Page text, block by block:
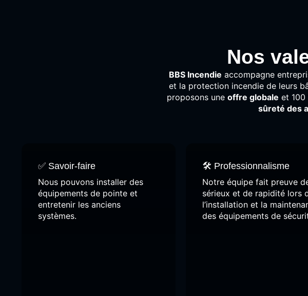
Nos
BBS Incendie accompagne
et la protection incendie de leurs
proposons une offre globale et 100
sûreté des
✅ Savoir-faire
Nous pouvons installer des
équipements de pointe et
entretenir les anciens
systèmes.
🛠️ Professionnalisme
Notre équipe fait preuve
sérieux et de rapidité lors
l’installation et la
des équipements de